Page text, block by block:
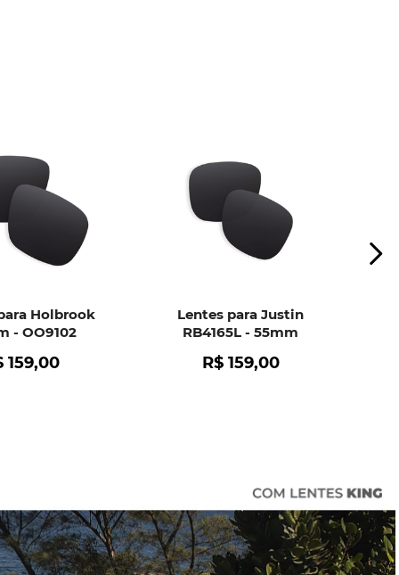
Holbrook
- OO9102
159,00
Lentes para Justin
RB4165L - 55mm
R$ 159,00